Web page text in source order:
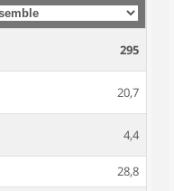
295
20,7
4,4
28,8